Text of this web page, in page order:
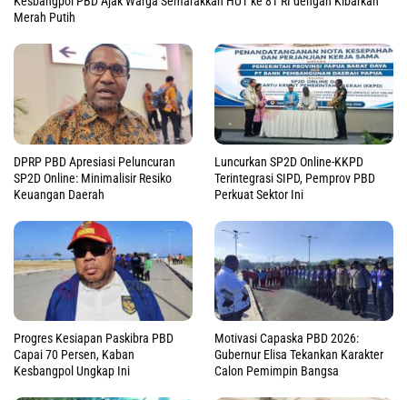
Merah Putih
DPRP PBD Apresiasi Peluncuran
SP2D Online: Minimalisir Resiko
Keuangan Daerah
Luncurkan SP2D Online-KKPD
Terintegrasi SIPD, Pemprov PBD
Perkuat Sektor Ini
Progres Kesiapan Paskibra PBD
Capai 70 Persen, Kaban
Kesbangpol Ungkap Ini
Motivasi Capaska PBD 2026:
Gubernur Elisa Tekankan Karakter
Calon Pemimpin Bangsa